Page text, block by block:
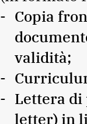
Copia
validità;
Lettera di
letter) in